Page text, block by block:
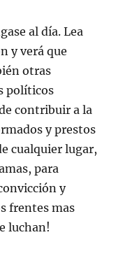
al día. Lea
y verá que
otras
políticos
contribuir a la
y prestos
cualquier lugar,
para
y
frentes mas
luchan!